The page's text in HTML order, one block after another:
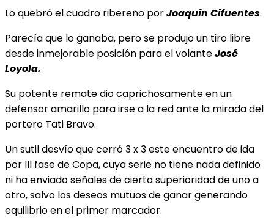
Lo quebró el cuadro ribereño porJoaquín Cifuentes.
Parecía que lo ganaba, pero se produjo un tiro libre
desde inmejorable posición para el volanteJosé
Loyola.
Su potente remate dio caprichosamente en un
defensor amarillo para irse a la red ante la mirada del
portero Tati Bravo.
Un sutil desvío que cerró 3 x 3 este encuentro de ida
por III fase de Copa, cuya serie no tiene nada definido
ni ha enviado señales de cierta superioridad de uno a
otro, salvo los deseos mutuos de ganar generando
equilibrio en el primer marcador.